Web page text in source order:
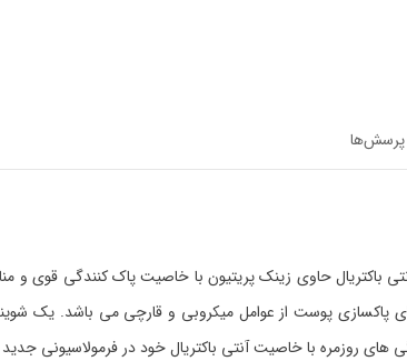
پرسش‌ها
باکتریال حاوی زینک پریتیون با خاصیت پاک کنندگی قوی
پاکسازی پوست از عوامل میکروبی و قارچی می باشد. یک
های روزمره با خاصیت آنتی باکتریال خود در فرمولاسیونی